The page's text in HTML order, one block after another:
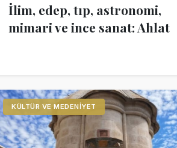
İlim, edep, tıp, astronomi,
mimari ve ince sanat: Ahlat
KÜLTÜR VE MEDENIYET